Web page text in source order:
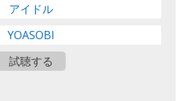
アイドル
YOASOBI
試聴する